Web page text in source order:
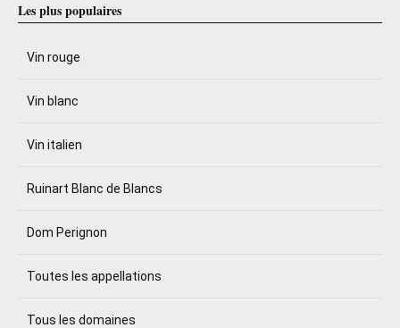
Les plus populaires
Vin rouge
Vin blanc
Vin italien
Ruinart Blanc de Blancs
Dom Perignon
Toutes les appellations
Tous les domaines